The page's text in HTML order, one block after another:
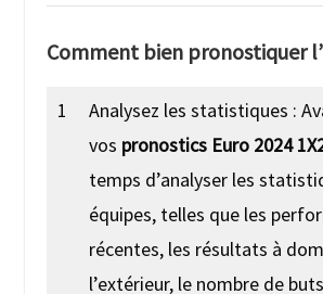
Comment bien pronostiquer
1
Analysez les statistiques :
vos pronostics Euro 2024
temps d’analyser les
équipes, telles que les
récentes, les résultats à
l’extérieur, le nombre de